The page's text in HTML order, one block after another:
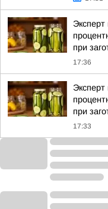
Эксперт
при
17:36
Эксперт
при
17:33